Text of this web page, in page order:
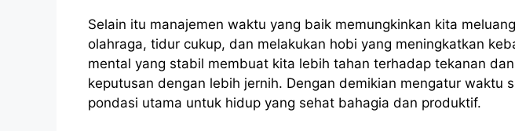
Selain itu manajemen waktu yang baik memungkinkan kita
olahraga, tidur cukup, dan melakukan hobi yang meningkatkan
mental yang stabil membuat kita lebih tahan terhadap tekanan
keputusan dengan lebih jernih. Dengan demikian mengatur waktu
pondasi utama untuk hidup yang sehat bahagia dan produktif.